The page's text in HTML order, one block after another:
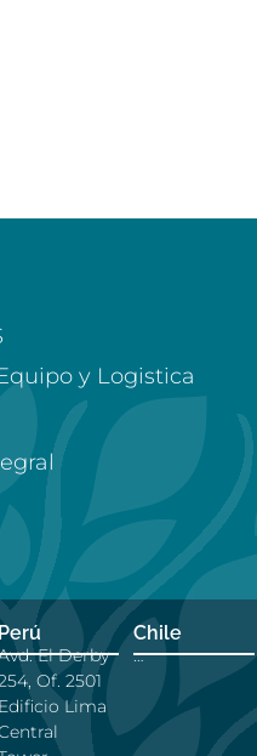
y Logistica
Perú
El Derby
Of. 2501
Edificio Lima
Chile
…